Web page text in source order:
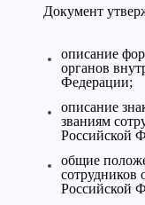
Документ
описание
органов
Федерации;
описание
званиям
Российской
общие
сотрудников
Российской